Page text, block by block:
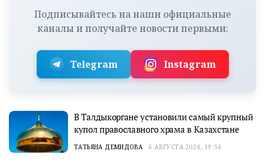
Подписывайтесь на наши официальные
каналы и получайте новости первыми:
Telegram Instagram
В Талдыкоргане установили самый крупный
купол православного храма в Казахстане
ТАТЬЯНА ДЕМИДОВА 6 АВГУСТА 2026, 19:54